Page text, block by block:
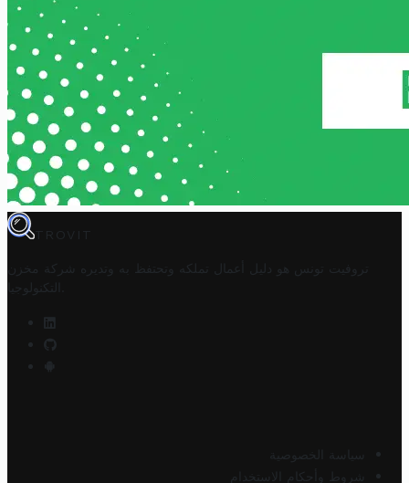
TROVIT
تروفيت تونس هو دليل أعمال تملكه وتحتفظ به وتديره
شركة مخزن
التكنولوجيا
سياسة الخصوصية
شروط وأحكام الاستخدام